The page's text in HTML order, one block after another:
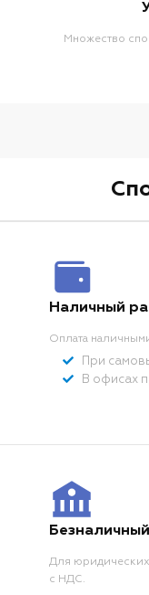
Множество
Наличный
Оплата
При
В офисах
Для
с НДС.